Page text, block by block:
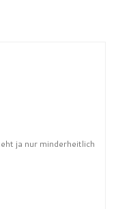
ja nur minderheitlich